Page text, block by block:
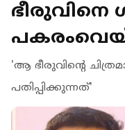
ഭീരുവിനെ
'ആ ഭീരുവിന്റെ
പതിപ്പിക്കുന്നത്'